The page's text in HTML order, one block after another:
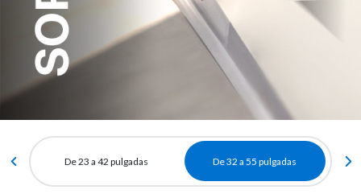
De 23 a 42 pulgadas De 32 a 55 pulgadas